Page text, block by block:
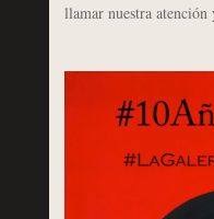
llamar nuestra atención